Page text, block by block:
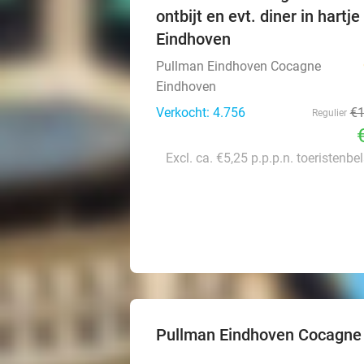
ontbijt en evt. diner in hartje
Eindhoven
Pullman Eindhoven Cocagne
Eindhoven
Verkocht: 4.756
Regulier
Excl. ca. €5,25 p.p.p.n.
Pullman Eindhoven Cocagne